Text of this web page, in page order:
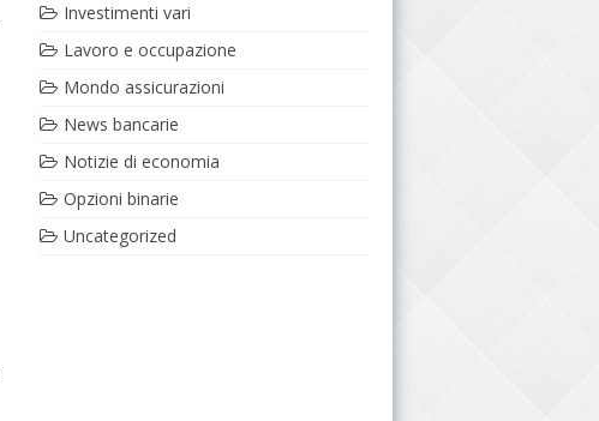
Investimenti vari
Lavoro e occupazione
Mondo assicurazioni
News bancarie
Notizie di economia
Opzioni binarie
Uncategorized